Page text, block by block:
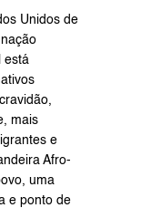
Unidos de
está
mais
e
Afro-
uma
e ponto de